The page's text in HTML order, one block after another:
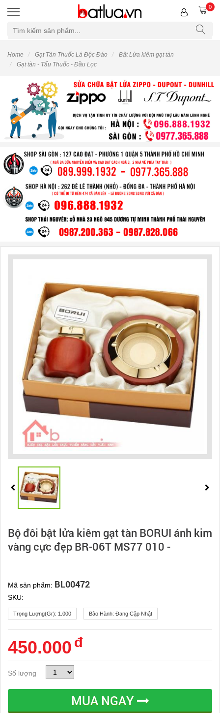
0
Home Gạt Tàn Thuốc Lá Độc Đáo
Bật Lửa kiêm gạt tàn
Gạt tàn - Tẩu Thuốc - Đầu Lọc
Bộ đôi bật lửa kiêm gạt tàn BORUI ánh kim
vàng cực đẹp BR-06T MS77 010 -
Mã sản phẩm: BL00472
SKU:
Trọng Lượng(gr): 1.000 Bảo Hành: Đang Cập Nhật
450.000 đ
Số lượng
MUA NGAY